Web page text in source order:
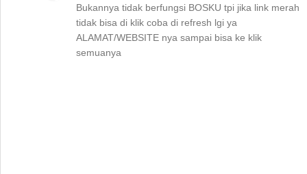
Bukannya tidak berfungsi BOSKU tpi jika link merah
tidak bisa di klik coba di refresh lgi ya
ALAMAT/WEBSITE nya sampai bisa ke klik
semuanya